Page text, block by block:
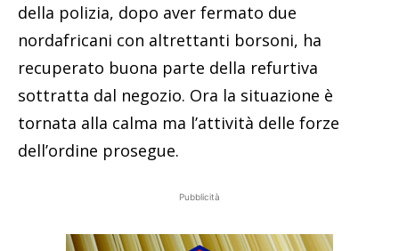
della polizia, dopo aver fermato due
nordafricani con altrettanti borsoni, ha
recuperato buona parte della refurtiva
sottratta dal negozio. Ora la situazione è
tornata alla calma ma l’attività delle forze
dell’ordine prosegue.
Pubblicità